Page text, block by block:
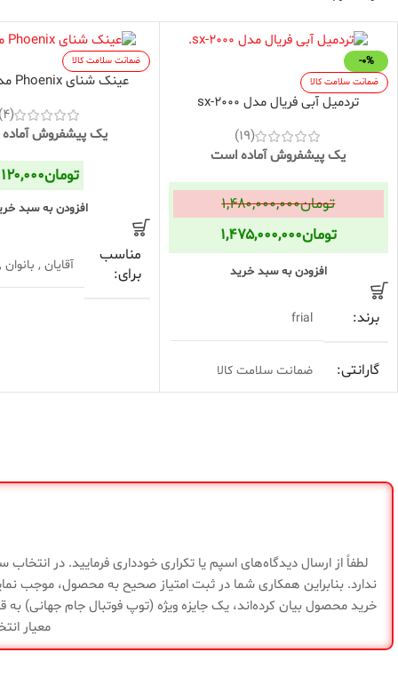
-0%
ضمانت سلامت کالا
تردمیل آبی فریال مدل sx-2000
(19)
یک پیشفروش آماده است
تومان۱,۴۸۰,۰۰۰,۰۰۰
تومان۱,۴۷۵,۰۰۰,۰۰۰
افزودن به سبد خرید
برند frial
گارانتی ضمانت سلامت کالا
ضمانت سلامت کالا
عینک شنای Phoenix مدل PL-34
(4)
یک پیشفروش
تومان۱۲۰,۰۰۰
افزودن به سبد
مناسب
برای
آقایان ,
گارانتی ضمانت سلامت
لطفاً از ارسال دیدگاه‌های اسپم یا تکراری خودداری فرمایید. در
ندارد. بنابراین همکاری شما در ثبت امتیاز صحیح به محصول، موجب
خرید محصول بیان کرده‌اند، یک جایزه ویژه (توپ فوتبال جام جهانی)
معیار